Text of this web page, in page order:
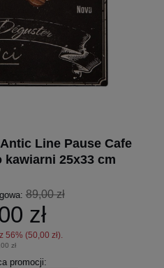
Line Pause Cafe
25x33 cm
89,00 zł
zł
56% (50,00 zł).
zł
promocji: